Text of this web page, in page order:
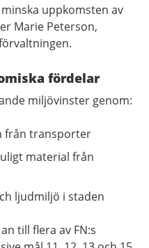
uppkomsten av
Marie Peterson,
fördelar
miljövinster genom:
från transporter
material från
ljudmiljö i staden
till flera av FN:s